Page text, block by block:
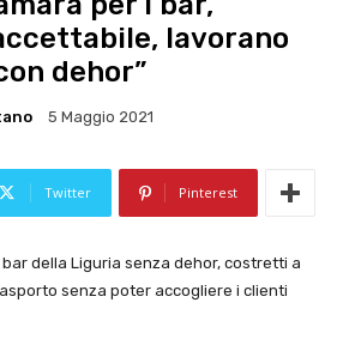
lavorano
dehor”
5 Maggio 2021
Twitter Pinterest
della Liguria senza dehor, costretti a
senza poter accogliere i clienti